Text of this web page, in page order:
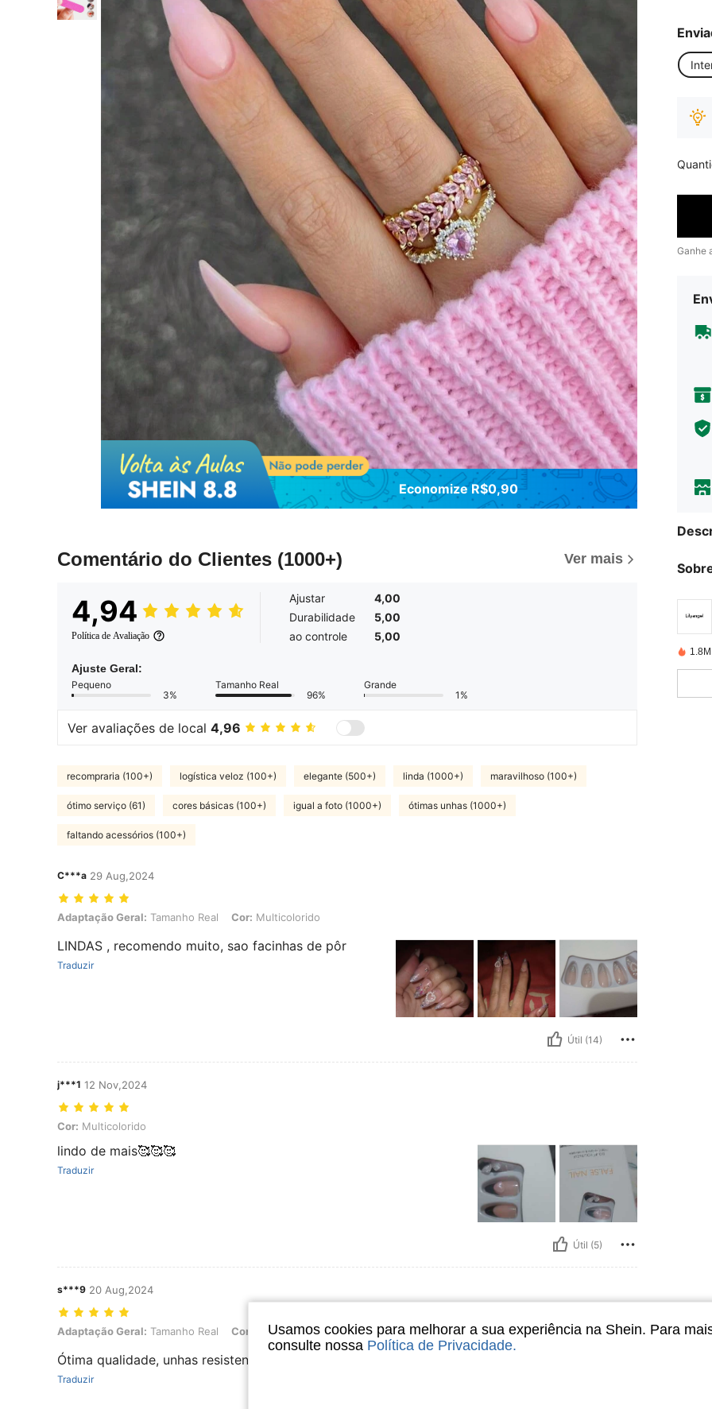
Economize R$0,90
Comentário do Clientes (1000+) Ver mais
4,94
Política de Avaliação
Ajustar
4,00
Durabilidade
5,00
ao controle
5,00
Ajuste Geral:
Pequeno
3%
Tamanho Real
96%
Grande
1%
Ver avaliações de local 4,96
recompraria (100+) logística veloz (100+) elegante (500+) linda (1000+) maravilhoso (100+)
ótimo serviço (61) cores básicas (100+) igual a foto (1000+) ótimas unhas (1000+)
faltando acessórios (100+)
C***a 29 Aug,2024
Adaptação Geral: Tamanho Real, Cor: Multicolorido
Adaptação Geral: Tamanho Real Cor: Multicolorido
LINDAS , recomendo muito, sao facinhas de pôr
Traduzir
Útil (14)
j***1 12 Nov,2024
Cor: Multicolorido
Cor: Multicolorido
lindo de mais🥰🥰🥰
Traduzir
Útil (5)
s***9 20 Aug,2024
Adaptação Geral: Tamanho Real, Cor: Multicolorido
Adaptação Geral: Tamanho Real Cor: Multicolorido
Ótima qualidade, unhas resistentes e muito bonitas 💖💗
Traduzir
Ganhe
Usamos cookies para melhorar a sua experiência na Shein. Para
consulte nossa Política de Privacidade.